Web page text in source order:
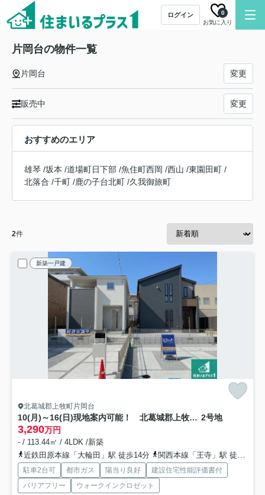
ログイン
お気に入り
0
片岡台の物件一覧
片岡台 変更
販売中 変更
おすすめのエリア
雄琴 /坂本 /道場町日下部 /魚住町西岡 /西山 /東園田町 /
北落合 /千町 /鹿の子台北町 /久我御旅町
2件
新築一戸建
北葛城郡上牧町片岡台
10(月)～16(日)現地案内可能！ 北葛城郡上牧町片岡台 全2邸 2号地
3,290万円
- / 113.44㎡ / 4LDK /新築
近鉄田原本線「大輪田」駅 徒歩14分
関西本線「王寺」駅 徒歩36分
駐車2台可 都市ガス 陽当り良好
建設住宅性能評価書付
バリアフリー
ウォークインクロゼット